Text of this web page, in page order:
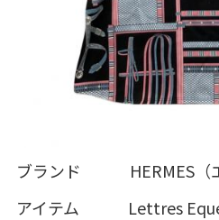
ブランド HERMES（エ
アイテム Lettres